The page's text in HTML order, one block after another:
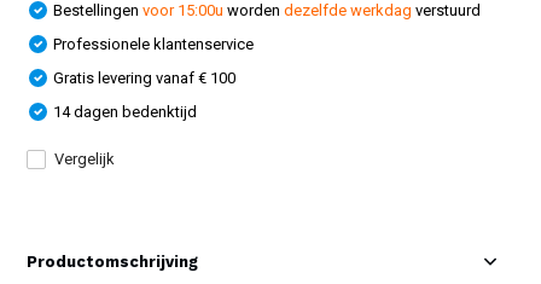
Bestellingenvoor 15:00u worden dezelfde werkdag verstuurd
Professionele klantenservice
Gratis levering vanaf € 100
14 dagen bedenktijd
Vergelijk
Productomschrijving